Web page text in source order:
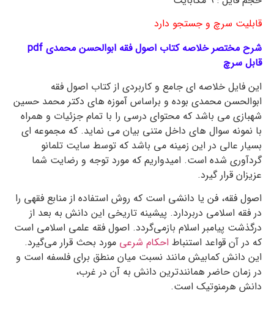
قابلیت سرچ و جستجو دارد
شرح مختصر خلاصه کتاب اصول فقه ابوالحسن محمدی pdf
قابل سرچ
این فایل خلاصه ای جامع و کاربردی از کتاب اصول فقه
ابوالحسن محمدی بوده و براساس آموزه های دکتر محمد حسین
شهبازی می باشد که محتوای درسی را با تمام جزئیات و همراه
با نمونه سوال های داخل متنی بیان می نماید. که مجموعه ای
بسیار عالی در این زمینه می باشد که توسط سایت تلمانو
گردآوری شده است. امیدواریم که مورد توجه و رضایت شما
عزیزان قرار گیرد.
اصول فقه، فن یا دانشی است که روش استفاده از منابع فقهی را
در فقه اسلامی دربردارد. پیشینه تاریخی این دانش به بعد از
درگذشت پیامبر اسلام بازمی‌گردد. اصول فقه علمی اسلامی است
که در آن قواعد استنباط احکام شرعی مورد بحث قرار می‌گیرد.
این دانش کمابیش مانند نسبت میان منطق برای فلسفه است و
در زمان حاضر همانندترین دانش به آن در غرب،
دانش هرمنوتیک است.